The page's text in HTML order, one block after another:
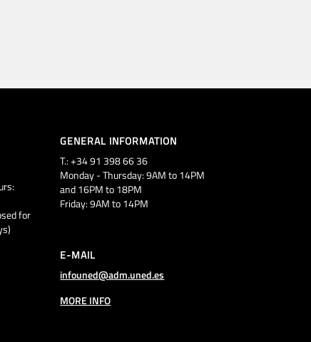
for
GENERAL INFORMATION
T.: +34 91 398 66 36
Monday - Thursday: 9AM to 14PM
and 16PM to 18PM
Friday: 9AM to 14PM
E-MAIL
infouned@adm.uned.es
MORE INFO